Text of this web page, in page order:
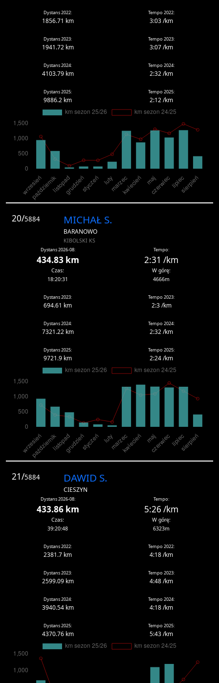
Dystans 2022:
1856.71 km
Tempo 2022:
3:03 /km
Dystans 2023:
1941.72 km
Tempo 2023:
3:07 /km
Dystans 2024:
4103.79 km
Tempo 2024:
2:32 /km
Dystans 2025:
9886.2 km
Tempo 2025:
2:12 /km
20/5884 MICHAŁ S.
BARANOWO
KIBOLSKI KS
Dystans 2026-08:
434.83 km
Tempo:
2:31 /km
Czas:
18:20:31
W górę:
4666m
Dystans 2023:
694.61 km
Tempo 2023:
2:3 /km
Dystans 2024:
7321.22 km
Tempo 2024:
2:32 /km
Dystans 2025:
9721.9 km
Tempo 2025:
2:24 /km
21/5884 DAWID S.
CIESZYN
Dystans 2026-08:
433.86 km
Tempo:
5:26 /km
Czas:
39:20:48
W górę:
6323m
Dystans 2022:
2381.7 km
Tempo 2022:
4:18 /km
Dystans 2023:
2599.09 km
Tempo 2023:
4:48 /km
Dystans 2024:
3940.54 km
Tempo 2024:
4:18 /km
Dystans 2025:
4370.76 km
Tempo 2025:
5:43 /km